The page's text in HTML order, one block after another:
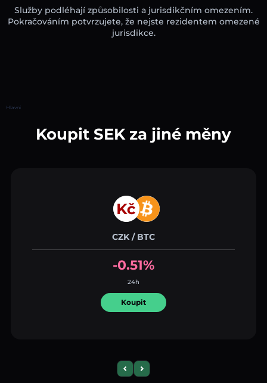
Služby podléhají způsobilosti a jurisdikčním omezením.
Pokračováním potvrzujete, že nejste rezidentem omezené
jurisdikce.
Hlavní
Koupit SEK za jiné měny
CZK / BTC
-0.51%
24h
Koupit
Previous slide
Next slide